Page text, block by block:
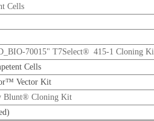
Cells
70015" T7Select® 415-1 Cloning
Cells
Vector Kit
Blunt® Cloning Kit